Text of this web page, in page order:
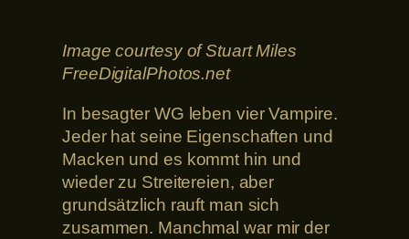
Image courtesy of Stuart Miles
FreeDigitalPhotos.net
In besagter WG leben vier Vampire.
Jeder hat seine Eigenschaften und
Macken und es kommt hin und
wieder zu Streitereien, aber
grundsätzlich rauft man sich
zusammen. Manchmal war mir der